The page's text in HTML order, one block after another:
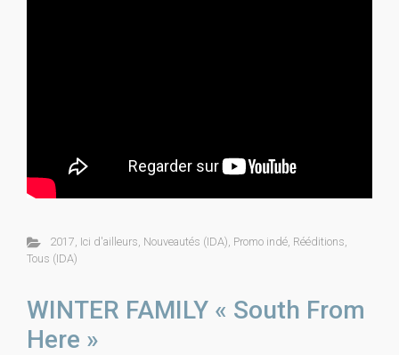
2017, Ici d'ailleurs, Nouveautés (IDA), Promo indé, Rééditions,
Tous (IDA)
WINTER FAMILY « South From
Here »